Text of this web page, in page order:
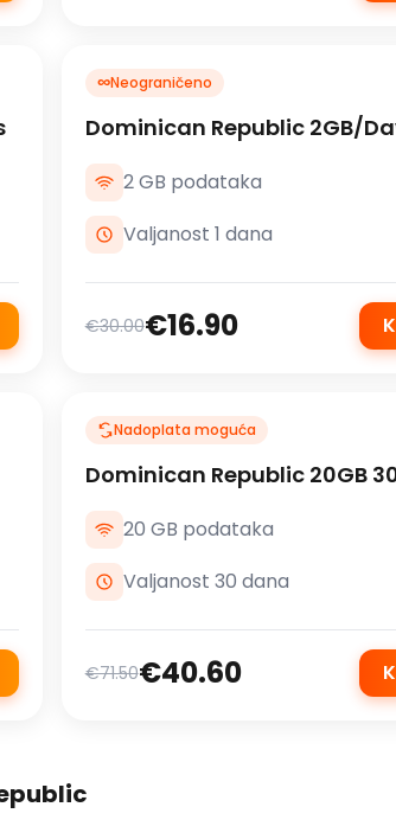
∞Neograničeno
Dominican Republic 2GB/
2 GB podataka
Valjanost 1 dana
€30.00€16.90
Nadoplata moguća
Dominican Republic 20GB
20 GB podataka
Valjanost 30 dana
€71.50€40.60